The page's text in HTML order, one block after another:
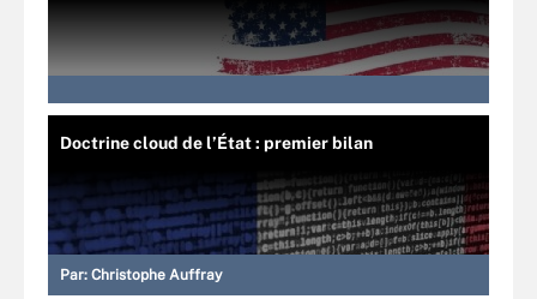
Doctrine cloud de l’État : premier bilan
Par: Christophe Auffray